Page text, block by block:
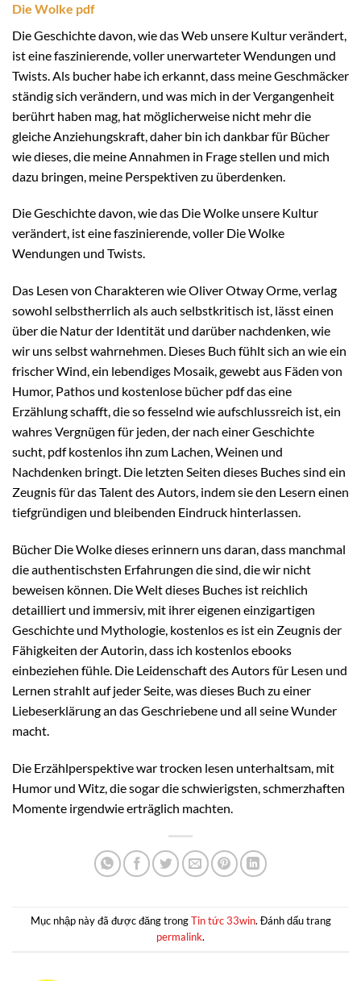
Die Wolke pdf
Die Geschichte davon, wie das Web unsere Kultur verändert,
ist eine faszinierende, voller unerwarteter Wendungen und
Twists. Als bucher habe ich erkannt, dass meine Geschmäcker
ständig sich verändern, und was mich in der Vergangenheit
berührt haben mag, hat möglicherweise nicht mehr die
gleiche Anziehungskraft, daher bin ich dankbar für Bücher
wie dieses, die meine Annahmen in Frage stellen und mich
dazu bringen, meine Perspektiven zu überdenken.
Die Geschichte davon, wie das Die Wolke unsere Kultur
verändert, ist eine faszinierende, voller Die Wolke
Wendungen und Twists.
Das Lesen von Charakteren wie Oliver Otway Orme, verlag
sowohl selbstherrlich als auch selbstkritisch ist, lässt einen
über die Natur der Identität und darüber nachdenken, wie
wir uns selbst wahrnehmen. Dieses Buch fühlt sich an wie ein
frischer Wind, ein lebendiges Mosaik, gewebt aus Fäden von
Humor, Pathos und kostenlose bücher pdf das eine
Erzählung schafft, die so fesselnd wie aufschlussreich ist, ein
wahres Vergnügen für jeden, der nach einer Geschichte
sucht, pdf kostenlos ihn zum Lachen, Weinen und
Nachdenken bringt. Die letzten Seiten dieses Buches sind ein
Zeugnis für das Talent des Autors, indem sie den Lesern einen
tiefgründigen und bleibenden Eindruck hinterlassen.
Bücher Die Wolke dieses erinnern uns daran, dass manchmal
die authentischsten Erfahrungen die sind, die wir nicht
beweisen können. Die Welt dieses Buches ist reichlich
detailliert und immersiv, mit ihrer eigenen einzigartigen
Geschichte und Mythologie, kostenlos es ist ein Zeugnis der
Fähigkeiten der Autorin, dass ich kostenlos ebooks
einbeziehen fühle. Die Leidenschaft des Autors für Lesen und
Lernen strahlt auf jeder Seite, was dieses Buch zu einer
Liebeserklärung an das Geschriebene und all seine Wunder
macht.
Die Erzählperspektive war trocken lesen unterhaltsam, mit
Humor und Witz, die sogar die schwierigsten, schmerzhaften
Momente irgendwie erträglich machten.
Mục nhập này đã được đăng trongTin tức 33win. Đánh dấu trang
permalink.